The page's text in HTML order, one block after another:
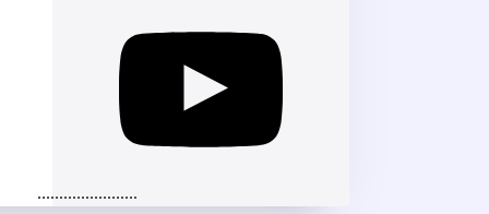
.......................